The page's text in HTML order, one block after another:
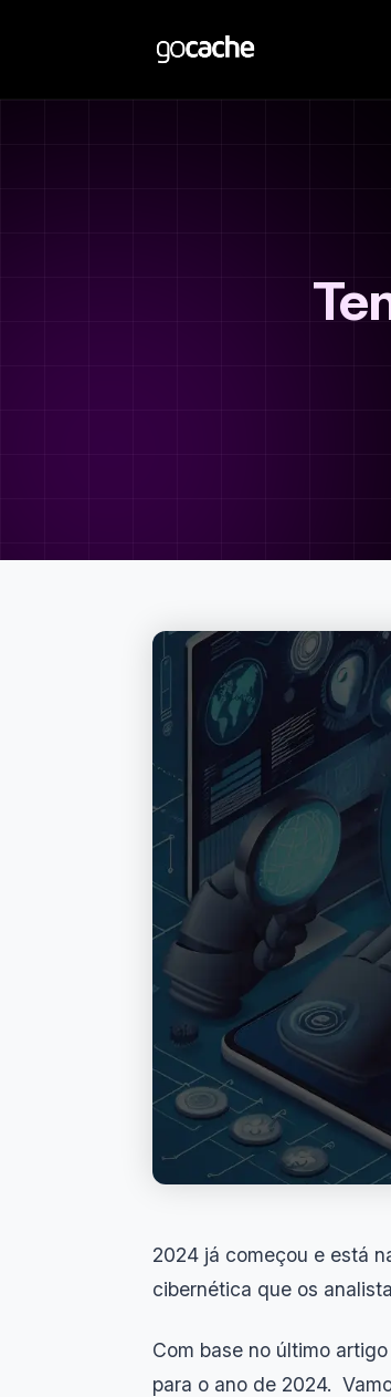
2024 já começou e está
cibernética que os
Com base no último
para o ano de 2024.